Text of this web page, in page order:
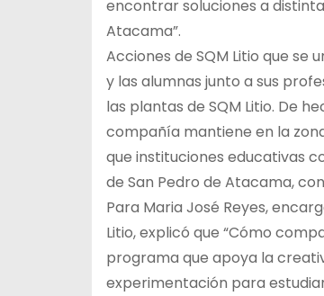
encontrar soluciones a
Atacama”.
Acciones de SQM Litio que
y las alumnas junto a sus
las plantas de SQM Litio. De
compañía mantiene en la
que instituciones educativas
de San Pedro de Atacama,
Para Maria José Reyes,
Litio, explicó que “Cómo
programa que apoya la
experimentación para